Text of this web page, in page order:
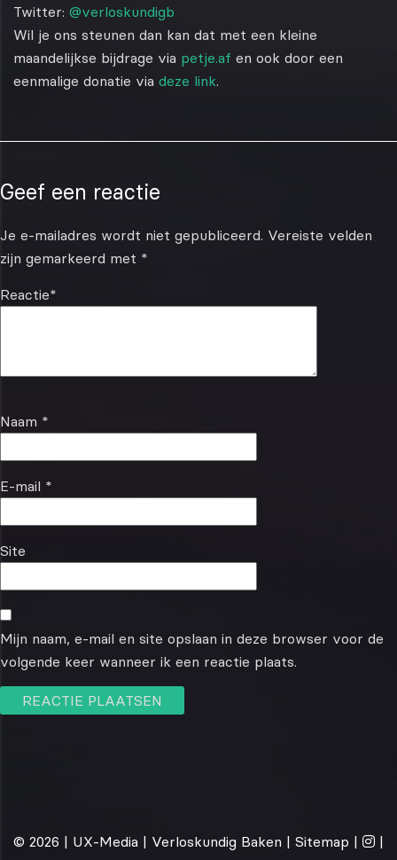
Twitter: @verloskundigb
Wil je ons steunen dan kan dat met een kleine
maandelijkse bijdrage via petje.af en ook door een
eenmalige donatie via deze link.
Geef een reactie
Je e-mailadres wordt niet gepubliceerd. Vereiste velden
zijn gemarkeerd met *
Reactie*
Naam *
E-mail *
Site
Mijn naam, e-mail en site opslaan in deze browser voor de
volgende keer wanneer ik een reactie plaats.
© 2026 | UX-Media | Verloskundig Baken | Sitemap | |